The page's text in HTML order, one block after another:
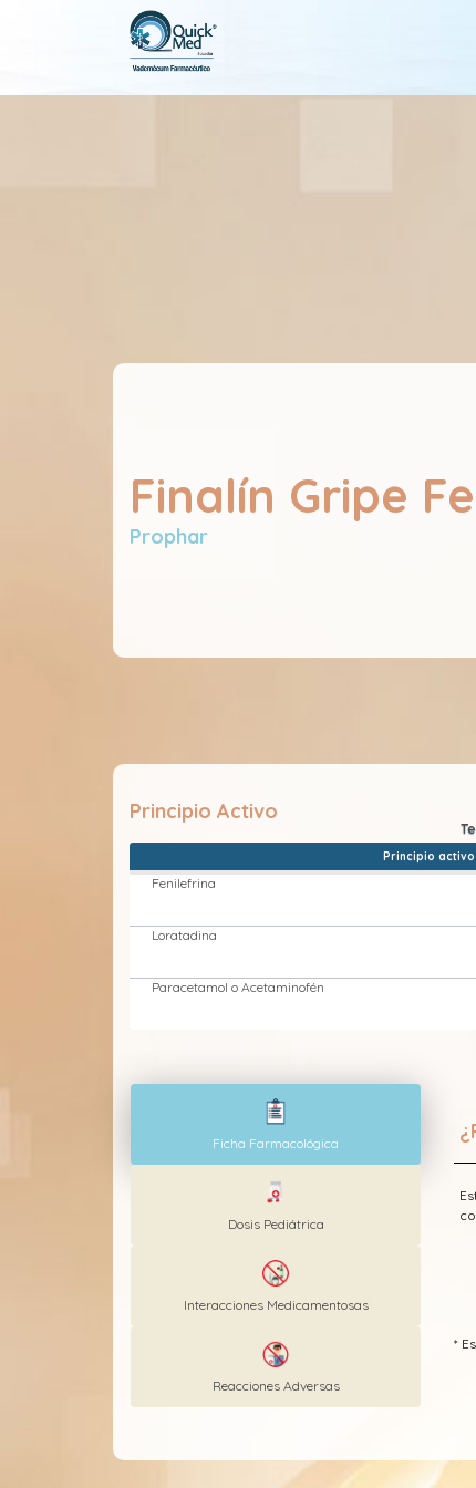
Finalín Gripe
Prophar
Principio Activo
Principio activo
Fenilefrina
Loratadina
Paracetamol o Acetaminofén
Ficha Farmacológica
Dosis Pediátrica
Interacciones Medicamentosas
Reacciones Adversas
*